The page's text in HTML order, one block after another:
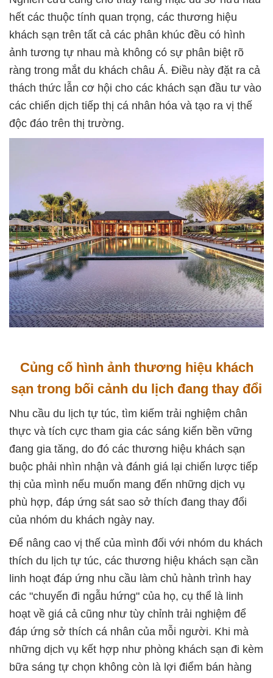
hết các thuộc tính quan trọng, các thương hiệu
khách sạn trên tất cả các phân khúc đều có hình
ảnh tương tự nhau mà không có sự phân biệt rõ
ràng trong mắt du khách châu Á. Điều này đặt ra cả
thách thức lẫn cơ hội cho các khách sạn đầu tư vào
các chiến dịch tiếp thị cá nhân hóa và tạo ra vị thế
độc đáo trên thị trường.
Củng cố hình ảnh thương hiệu khách
sạn trong bối cảnh du lịch đang thay đổi
Nhu cầu du lịch tự túc, tìm kiếm trải nghiệm chân
thực và tích cực tham gia các sáng kiến bền vững
đang gia tăng, do đó các thương hiệu khách sạn
buộc phải nhìn nhận và đánh giá lại chiến lược tiếp
thị của mình nếu muốn mang đến những dịch vụ
phù hợp, đáp ứng sát sao sở thích đang thay đổi
của nhóm du khách ngày nay.
Để nâng cao vị thế của mình đối với nhóm du khách
thích du lịch tự túc, các thương hiệu khách sạn cần
linh hoạt đáp ứng nhu cầu làm chủ hành trình hay
các "chuyến đi ngẫu hứng" của họ, cụ thể là linh
hoạt về giá cả cũng như tùy chỉnh trải nghiệm để
đáp ứng sở thích cá nhân của mỗi người. Khi mà
những dịch vụ kết hợp như phòng khách sạn đi kèm
bữa sáng tự chọn không còn là lợi điểm bán hàng